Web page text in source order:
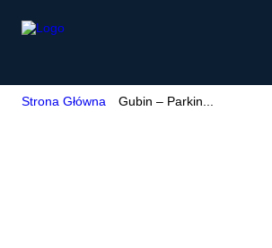
Strona Główna Gubin – Parkin...